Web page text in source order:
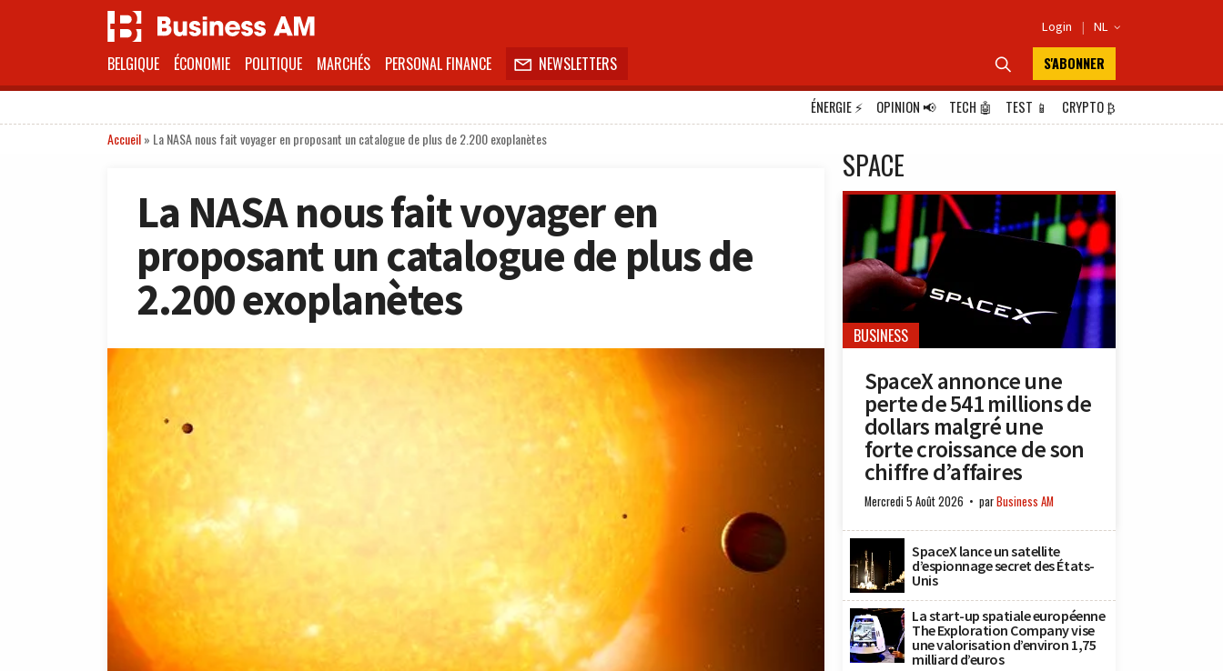
Login | NL 
BELGIQUE ÉCONOMIE POLITIQUE MARCHÉS PERSONAL FINANCE  NEWSLETTERS  S'ABONNER
ÉNERGIE⚡ OPINION📢 TECH 🤖 TEST 📱 CRYPTO₿
Accueil» La NASA nous fait voyager en proposant un catalogue de plus de 2.200 exoplanètes
La NASA nous fait voyager en
proposant un catalogue de plus de
2.200 exoplanètes
SPACE
BUSINESS
SpaceX annonce une
perte de 541 millions de
dollars malgré une
forte croissance de son
chiffre d’affaires
Mercredi 5 Août 2026 parBusiness AM
SpaceX lance un satellite
d’espionnage secret des États-
Unis
La start-up spatiale européenne
The Exploration Company vise
une valorisation d’environ 1,75
milliard d’euros